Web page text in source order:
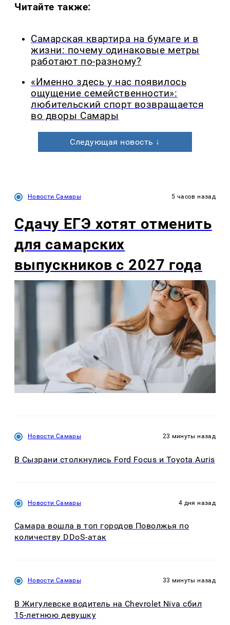
Читайте также:
Самарская квартира на бумаге и в
жизни: почему одинаковые метры
работают по-разному?
«Именно здесь у нас появилось
ощущение семейственности»:
любительский спорт возвращается
во дворы Самары
Следующая новость ↓
Новости Самары 5 часов назад
Сдачу ЕГЭ хотят отменить
для самарских
выпускников с 2027 года
Новости Самары 23 минуты назад
В Сызрани столкнулись Ford Focus и Toyota Auris
Новости Самары 4 дня назад
Самара вошла в топ городов Поволжья по
количеству DDoS-атак
Новости Самары 33 минуты назад
В Жигулевске водитель на Chevrolet Niva сбил
15-летнюю девушку